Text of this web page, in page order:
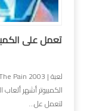
لتعمل عل...